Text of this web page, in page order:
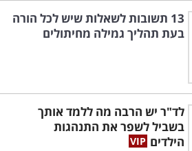
13 תשובות לשאלות שיש לכל הורה
בעת תהליך גמילה מחיתולים
לד"ר יש הרבה מה ללמד אותך
בשביל לשפר את התנהגות
הילדים